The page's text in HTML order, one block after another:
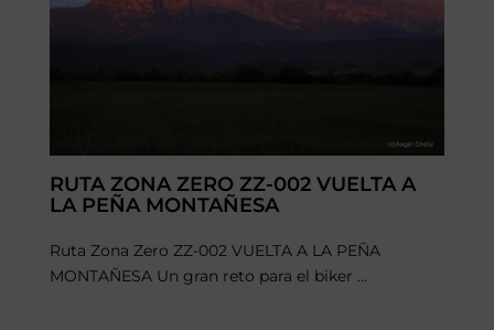
RUTA ZONA ZERO ZZ-002 VUELTA A
LA PEÑA MONTAÑESA
Ruta Zona Zero ZZ-002 VUELTA A LA PEÑA
MONTAÑESA Un gran reto para el biker ...